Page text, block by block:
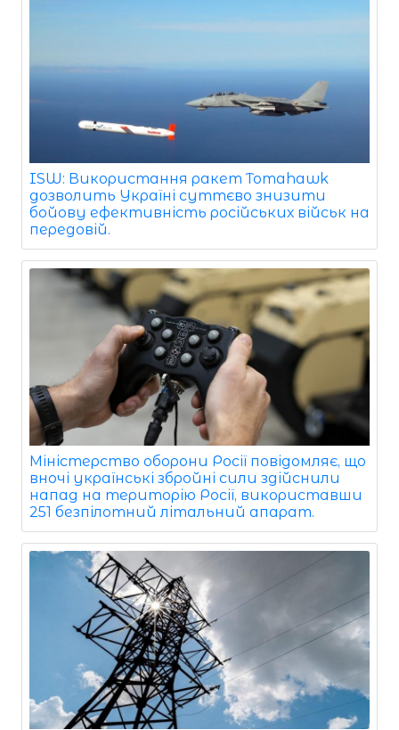
ISW: Використання ракет Tomahawk
дозволить Україні суттєво знизити
бойову ефективність російських військ на
передовій.
Міністерство оборони Росії повідомляє, що
вночі українські збройні сили здійснили
напад на територію Росії, використавши
251 безпілотний літальний апарат.